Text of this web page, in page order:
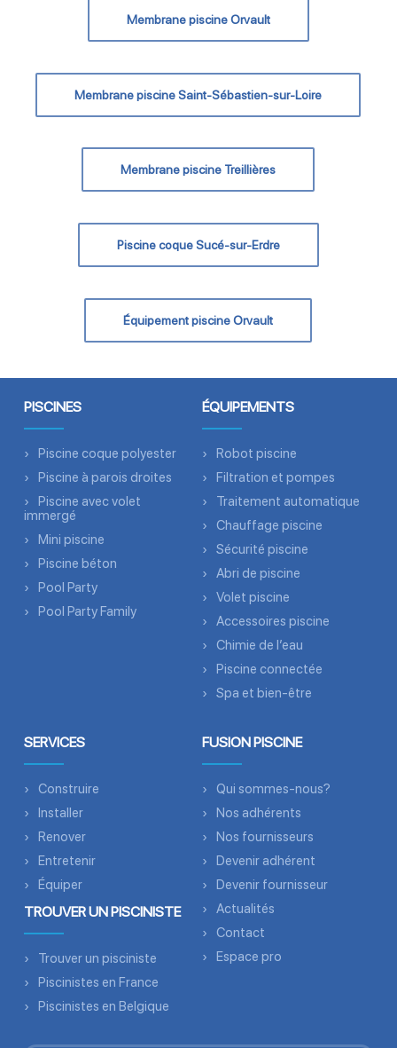
Membrane piscine Orvault
Membrane piscine Saint-Sébastien-sur-Loire
Membrane piscine Treillières
Piscine coque Sucé-sur-Erdre
Équipement piscine Orvault
PISCINES
Piscine coque polyester
Piscine à parois droites
Piscine avec volet
immergé
Mini piscine
Piscine béton
Pool Party
Pool Party Family
ÉQUIPEMENTS
Robot piscine
Filtration et pompes
Traitement automatique
Chauffage piscine
Sécurité piscine
Abri de piscine
Volet piscine
Accessoires piscine
Chimie de l’eau
Piscine connectée
Spa et bien-être
SERVICES
Construire
Installer
Renover
Entretenir
Équiper
TROUVER UN PISCINISTE
Trouver un pisciniste
Piscinistes en France
Piscinistes en Belgique
FUSION PISCINE
Qui sommes-nous?
Nos adhérents
Nos fournisseurs
Devenir adhérent
Devenir fournisseur
Actualités
Contact
Espace pro